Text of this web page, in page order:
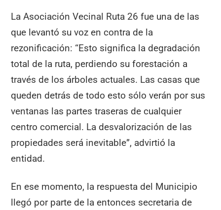
La Asociación Vecinal Ruta 26 fue una de las
que levantó su voz en contra de la
rezonificación: “Esto significa la degradación
total de la ruta, perdiendo su forestación a
través de los árboles actuales. Las casas que
queden detrás de todo esto sólo verán por sus
ventanas las partes traseras de cualquier
centro comercial. La desvalorización de las
propiedades será inevitable”, advirtió la
entidad.
En ese momento, la respuesta del Municipio
llegó por parte de la entonces secretaria de